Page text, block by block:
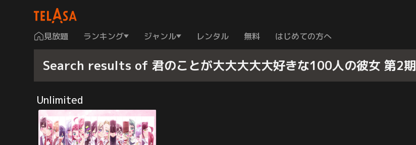
見放題 ランキング ジャンル レンタル 無料 はじめての方へ
Search results of 君のことが大大大大大好きな100人の彼女 第2期
Unlimited